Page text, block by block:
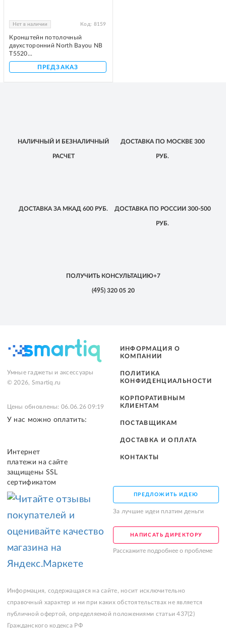
Нет в наличии Код: 8159
Кронштейн потолочный
двухсторонний North Bayou NB
T5520...
ПРЕДЗАКАЗ
НАЛИЧНЫЙ И БЕЗНАЛИЧНЫЙ
РАСЧЕТ
ДОСТАВКАПО МОСКВЕ300
РУБ.
ДОСТАВКА ЗА МКАД 600 РУБ. ДОСТАВКАПО РОССИИ 300-500
РУБ.
ПОЛУЧИТЬ КОНСУЛЬТАЦИЮ+7
(495)320 05 20
Умные гаджеты и аксессуары
© 2026, Smartiq.ru
Цены обновлены: 06.06.26 09:19
У нас можно оплатить:
Интернет
платежи на сайте
защищены SSL
сертификатом
ИНФОРМАЦИЯ О
КОМПАНИИ
ПОЛИТИКА
КОНФИДЕНЦИАЛЬНОСТИ
КОРПОРАТИВНЫМ
КЛИЕНТАМ
ПОСТАВЩИКАМ
ДОСТАВКА И ОПЛАТА
КОНТАКТЫ
ПРЕДЛОЖИТЬ ИДЕЮ
За лучшие идеи платим деньги
НАПИСАТЬ ДИРЕКТОРУ
Расскажите подробнее о проблеме
Информация, содержащаяся на сайте, носит исключительно
справочный характер и ни при каких обстоятельствах не является
публичной офертой, определяемой положениями статьи 437(2)
Гражданского кодекса РФ